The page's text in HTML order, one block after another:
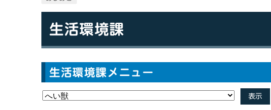
生活環境課
生活環境課メニュー
表示